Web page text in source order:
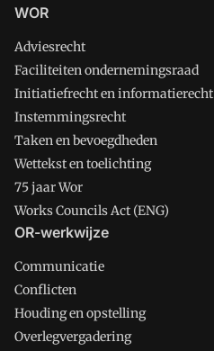
WOR
Adviesrecht
Faciliteiten ondernemingsraad
Initiatiefrecht en informatierecht
Instemmingsrecht
Taken en bevoegdheden
Wettekst en toelichting
75 jaar Wor
Works Councils Act (ENG)
OR-werkwijze
Communicatie
Conflicten
Houding en opstelling
Overlegvergadering